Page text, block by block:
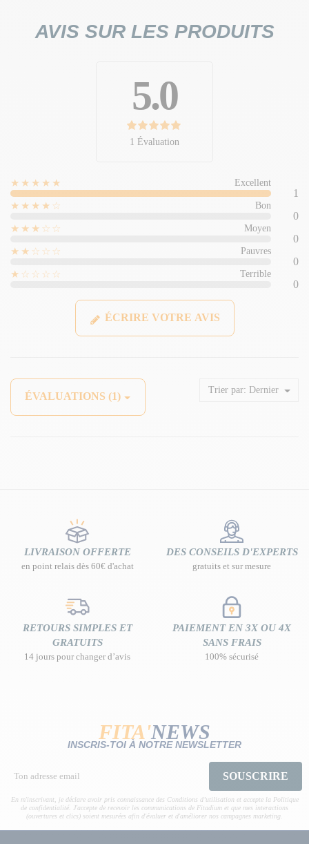
AVIS SUR LES PRODUITS
5.0
1 Évaluation
★★★★★ Excellent
1
★★★★☆
Bon
0
★★★☆☆
Moyen
0
★★☆☆☆
Pauvres
0
★☆☆☆☆
Terrible
0
ÉCRIRE VOTRE AVIS
ÉVALUATIONS (1)
Trier par: Dernier
LIVRAISON OFFERTE
en point relais dès 60€ d'achat
DES CONSEILS D'EXPERTS
gratuits et sur mesure
RETOURS SIMPLES ET
GRATUITS
14 jours pour changer d’avis
PAIEMENT EN 3X OU 4X
SANS FRAIS
100% sécurisé
FITA'NEWS
INSCRIS-TOI À NOTRE NEWSLETTER
SOUSCRIRE
En m'inscrivant, je déclare avoir pris connaissance des Conditions d’utilisation et accepte la Politique
de confidentialité. J'accepte de recevoir les communications de Fitadium et que mes interactions
(ouvertures et clics) soient mesurées afin d'évaluer et d'améliorer nos campagnes marketing.